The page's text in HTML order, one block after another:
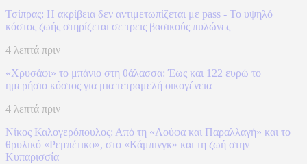
Τσίπρας: Η ακρίβεια δεν αντιμετωπίζεται με pass - Το υψηλό
κόστος ζωής στηρίζεται σε τρεις βασικούς πυλώνες
4 λεπτά πριν
«Χρυσάφι» το μπάνιο στη θάλασσα: Έως και 122 ευρώ το
ημερήσιο κόστος για μια τετραμελή οικογένεια
4 λεπτά πριν
Νίκος Καλογερόπουλος: Από τη «Λούφα και Παραλλαγή» και το
θρυλικό «Ρεμπέτικο», στο «Κάμπινγκ» και τη ζωή στην
Κυπαρισσία